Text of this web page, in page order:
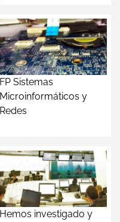
FP Sistemas
Microinformáticos y
Redes
Hemos investigado y